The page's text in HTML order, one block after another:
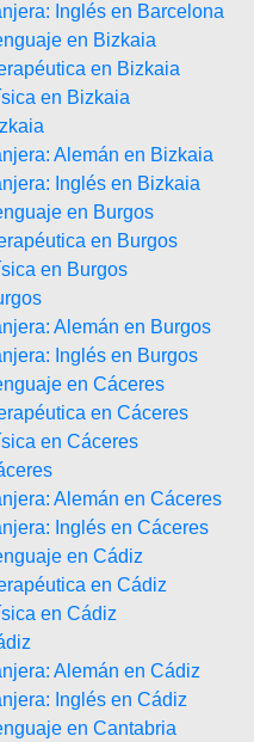
Inglés en Barcelona
en Bizkaia
en Bizkaia
en Bizkaia
Alemán en Bizkaia
Inglés en Bizkaia
en Burgos
en Burgos
en Burgos
Alemán en Burgos
Inglés en Burgos
en Cáceres
en Cáceres
en Cáceres
Alemán en Cáceres
Inglés en Cáceres
en Cádiz
en Cádiz
en Cádiz
Alemán en Cádiz
Inglés en Cádiz
en Cantabria